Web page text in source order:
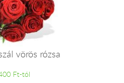
vörös rózsa
Ft-tól